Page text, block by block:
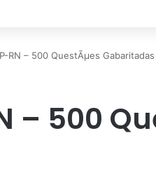
RN – 500 QuestÃµes Gabaritadas
– 500